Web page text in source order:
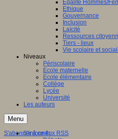
Egalité Hommes/
Ethique
Gouvernance
Inclusion
Laïcité
Ressources
Tiers - lieux
Vie scolaire et
Niveaux
Périscolaire
Ecole maternelle
Ecole élémentaire
Collège
Lycée
Université
Les auteurs
Menu
S'informer
S'abonner à ce flux RSS